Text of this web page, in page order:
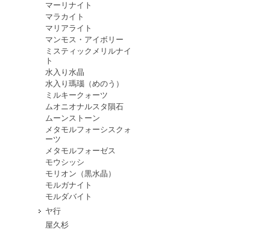
マーリナイト
マラカイト
マリアライト
マンモス・アイボリー
ミスティックメリルナイ
ト
水入り水晶
水入り瑪瑙（めのう）
ミルキークォーツ
ムオニオナルスタ隕石
ムーンストーン
メタモルフォーシスクォ
ーツ
メタモルフォーゼス
モウシッシ
モリオン（黒水晶）
モルガナイト
モルダバイト
ヤ行
屋久杉